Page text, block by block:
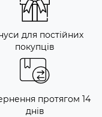
для постійних
покупців
протягом 14
днів